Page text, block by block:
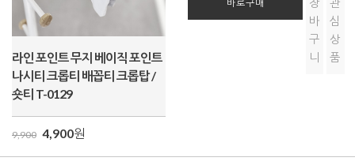
라인 포인트 무지 베이직 포인트
나시티 크롭티 배꼽티 크롭탑 /
숏티 T-0129
9,900 4,900원
바로구매
장
바
구
니
관
심
상
품